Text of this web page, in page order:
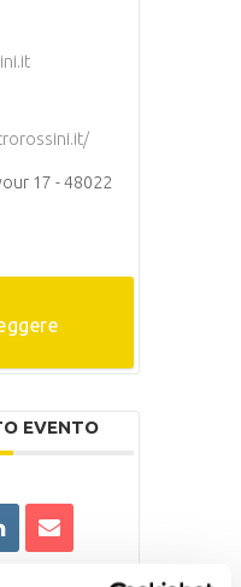
17 - 48022
EVENTO